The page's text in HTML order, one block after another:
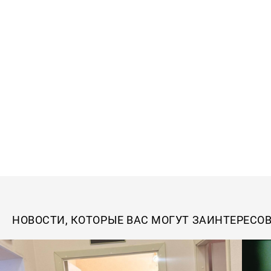
НОВОСТИ, КОТОРЫЕ ВАС МОГУТ